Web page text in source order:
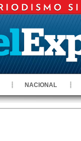
NACIONAL